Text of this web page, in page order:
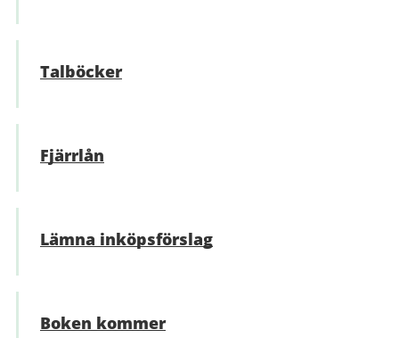
Talböcker
Fjärrlån
Lämna inköpsförslag
Boken kommer